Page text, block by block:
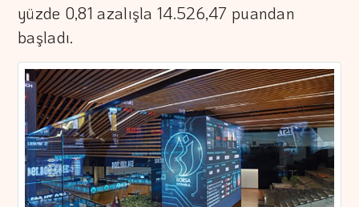
yüzde 0,81 azalışla 14.526,47 puandan
başladı.